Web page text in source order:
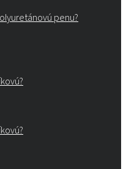
penu?